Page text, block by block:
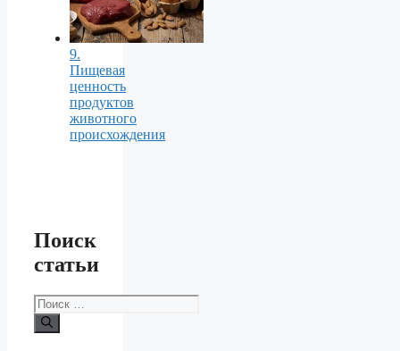
9.
Пищевая
ценность
продуктов
животного
происхождения
Поиск
статьи
Поиск: